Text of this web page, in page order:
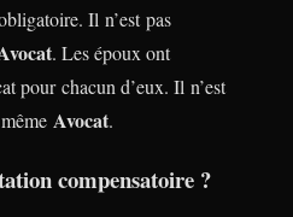
Il n’est pas
. Les époux ont
pour chacun d’eux. Il n’est
Avocat.
compensatoire ?